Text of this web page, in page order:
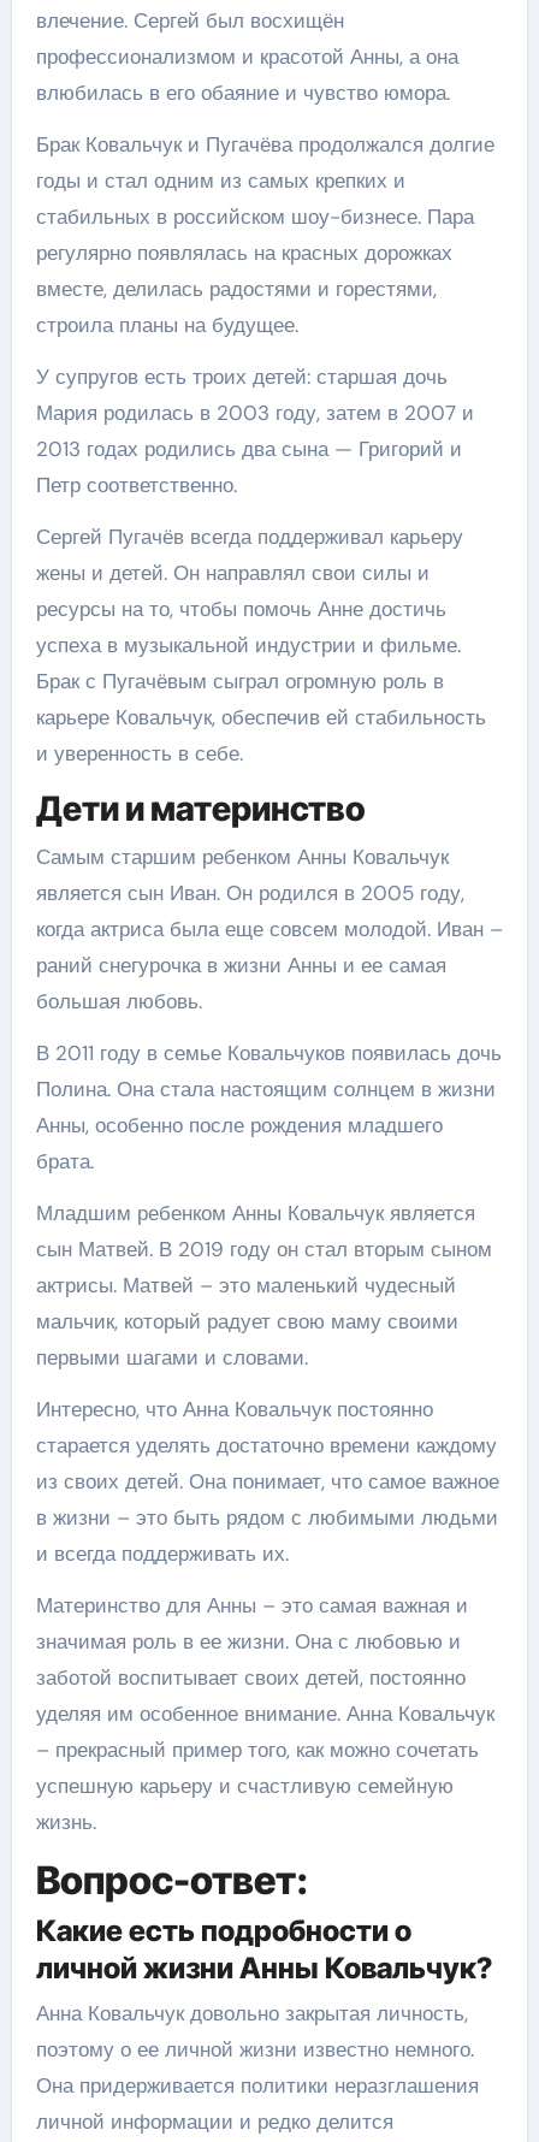
влечение. Сергей был восхищён
профессионализмом и красотой Анны, а она
влюбилась в его обаяние и чувство юмора.
Брак Ковальчук и Пугачёва продолжался долгие
годы и стал одним из самых крепких и
стабильных в российском шоу-бизнесе. Пара
регулярно появлялась на красных дорожках
вместе, делилась радостями и горестями,
строила планы на будущее.
У супругов есть троих детей: старшая дочь
Мария родилась в 2003 году, затем в 2007 и
2013 годах родились два сына — Григорий и
Петр соответственно.
Сергей Пугачёв всегда поддерживал карьеру
жены и детей. Он направлял свои силы и
ресурсы на то, чтобы помочь Анне достичь
успеха в музыкальной индустрии и фильме.
Брак с Пугачёвым сыграл огромную роль в
карьере Ковальчук, обеспечив ей стабильность
и уверенность в себе.
Дети и материнство
Самым старшим ребенком Анны Ковальчук
является сын Иван. Он родился в 2005 году,
когда актриса была еще совсем молодой. Иван –
раний снегурочка в жизни Анны и ее самая
большая любовь.
В 2011 году в семье Ковальчуков появилась дочь
Полина. Она стала настоящим солнцем в жизни
Анны, особенно после рождения младшего
брата.
Младшим ребенком Анны Ковальчук является
сын Матвей. В 2019 году он стал вторым сыном
актрисы. Матвей – это маленький чудесный
мальчик, который радует свою маму своими
первыми шагами и словами.
Интересно, что Анна Ковальчук постоянно
старается уделять достаточно времени каждому
из своих детей. Она понимает, что самое важное
в жизни – это быть рядом с любимыми людьми
и всегда поддерживать их.
Материнство для Анны – это самая важная и
значимая роль в ее жизни. Она с любовью и
заботой воспитывает своих детей, постоянно
уделяя им особенное внимание. Анна Ковальчук
– прекрасный пример того, как можно сочетать
успешную карьеру и счастливую семейную
жизнь.
Вопрос-ответ:
Какие есть подробности о
личной жизни Анны Ковальчук?
Анна Ковальчук довольно закрытая личность,
поэтому о ее личной жизни известно немного.
Она придерживается политики неразглашения
личной информации и редко делится